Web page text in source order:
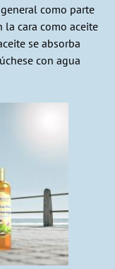
como parte
la cara como aceite
se absorba
con agua